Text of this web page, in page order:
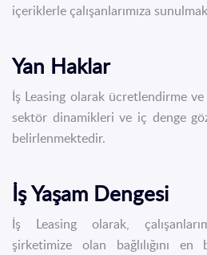
içeriklerle çalışanlarımıza
Yan Haklar
İş Leasing olarak ücretlendirme
sektör dinamikleri ve iç denge
belirlenmektedir.
İş Yaşam Dengesi
İş Leasing olarak,
şirketimize olan bağlılığını